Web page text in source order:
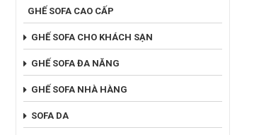
GHẾ SOFA CAO CẤP
GHẾ SOFA CHO KHÁCH SẠN
GHẾ SOFA ĐA NĂNG
GHẾ SOFA NHÀ HÀNG
SOFA DA